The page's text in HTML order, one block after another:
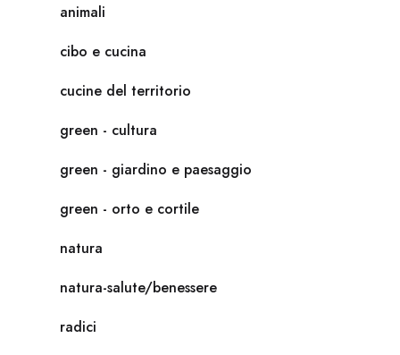
animali
cibo e cucina
cucine del territorio
green - cultura
green - giardino e paesaggio
green - orto e cortile
natura
natura-salute/benessere
radici